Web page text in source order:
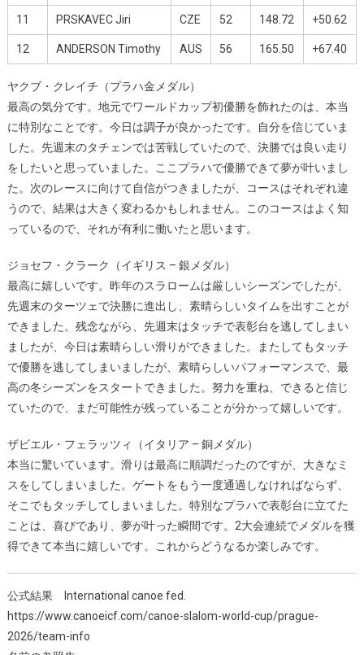
11 PRSKAVEC Jiri CZE 52 148.72 +50.62
12 ANDERSON Timothy AUS 56 165.50 +67.40
ヤクブ・クレイチ（プラハ金メダル）
最高の気分です。地元でワールドカップ初優勝を飾れたのは、本当
に特別なことです。今日は調子が良かったです。自分を信じていま
した。先週末のタチェンでは苦戦していたので、決勝では良い走り
をしたいと思っていました。ここプラハで優勝できて夢が叶いまし
た。次のレースに向けて自信がつきましたが、コースはそれぞれ違
うので、結果は大きく変わるかもしれません。このコースはよく知
っているので、それが有利に働いたと思います。
ジョセフ・クラーク（イギリス – 銀メダル）
最高に嬉しいです。昨年のスラロームは厳しいシーズンでしたが、
先週末のターツェで決勝に進出し、素晴らしいタイムを出すことが
できました。残念ながら、先週末はタッチで表彰台を逃してしまい
ましたが、今日は素晴らしい滑りができました。またしてもタッチ
で優勝を逃してしまいましたが、素晴らしいパフォーマンスで、最
高の冬シーズンをスタートできました。努力を重ね、できると信じ
ていたので、まだ可能性が残っていることが分かって嬉しいです。
ザビエル・フェラッツィ（イタリア – 銅メダル）
本当に驚いています。滑りは最高に順調だったのですが、大きなミ
スをしてしまいました。ゲートをもう一度通過しなければならず、
そこでもタッチしてしまいました。特別なプラハで表彰台に立てた
ことは、喜びであり、夢が叶った瞬間です。2大会連続でメダルを獲
得できて本当に嬉しいです。これからどうなるか楽しみです。
公式結果 International canoe fed.
https://www.canoeicf.com/canoe-slalom-world-cup/prague-
2026/team-info